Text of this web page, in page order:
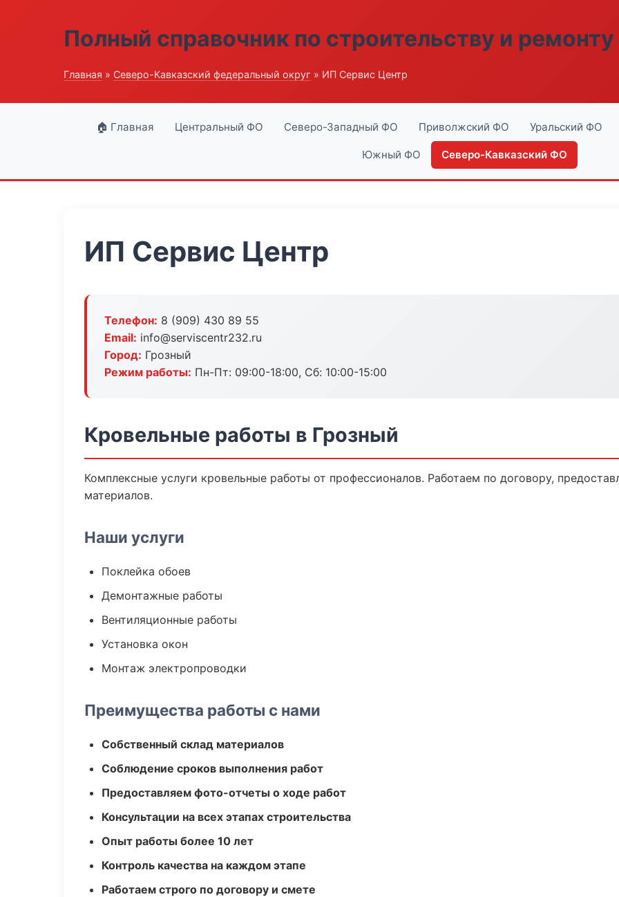
Полный справочник по строительству и ремонту
Главная » Северо-Кавказский федеральный округ » ИП Сервис Центр
🏠 Главная Центральный ФО Северо-Западный ФО Приволжский ФО Уральский ФО
Южный ФО Северо-Кавказский ФО
ИП Сервис Центр
Телефон: 8 (909) 430 89 55
Email: info@serviscentr232.ru
Город: Грозный
Режим работы: Пн-Пт: 09:00-18:00, Сб: 10:00-15:00
Кровельные работы в Грозный
Комплексные услуги кровельные работы от профессионалов. Работаем по договору,
материалов.
Наши услуги
Поклейка обоев
Демонтажные работы
Вентиляционные работы
Установка окон
Монтаж электропроводки
Преимущества работы с нами
Собственный склад материалов
Соблюдение сроков выполнения работ
Предоставляем фото-отчеты о ходе работ
Консультации на всех этапах строительства
Опыт работы более 10 лет
Контроль качества на каждом этапе
Работаем строго по договору и смете